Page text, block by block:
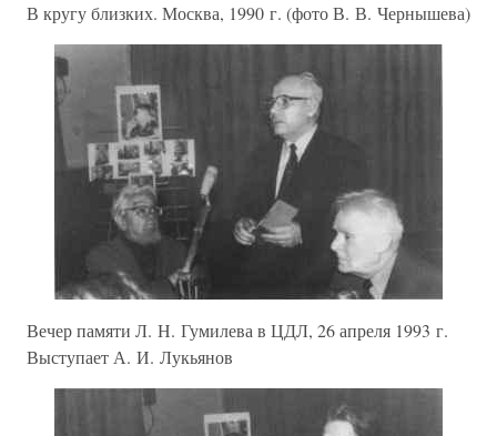
В кругу близких. Москва, 1990 г. (фото В. В. Чернышева)
Вечер памяти Л. Н. Гумилева в ЦДЛ, 26 апреля 1993 г.
Выступает А. И. Лукьянов